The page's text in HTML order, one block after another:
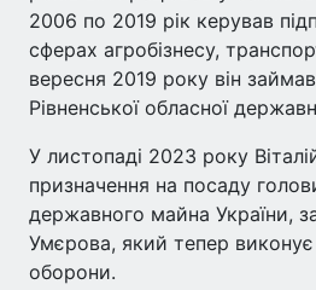
2006 по 2019 рік керував
сферах агробізнесу,
вересня 2019 року він
Рівненської обласної
У листопаді 2023 року
призначення на посаду
державного майна України,
Умєрова, який тепер виконує
оборони.